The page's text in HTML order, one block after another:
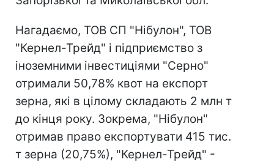
Нагадаємо, ТОВ СП "Нібулон", ТОВ
"Кернел-Трейд" і підприємство з
іноземними інвестиціями "Серно"
отримали 50,78% квот на експорт
зерна, які в цілому складають 2 млн т
до кінця року. Зокрема, "Нібулон"
отримав право експортувати 415 тис.
т зерна (20,75%), "Кернел-Трейд" -